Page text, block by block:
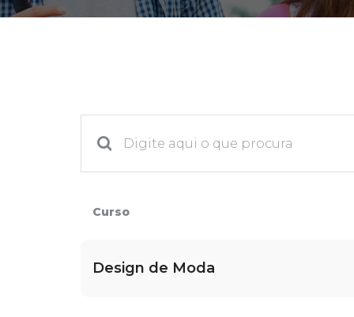
2ª Graduação
Reingresso
Curso
Design de Moda